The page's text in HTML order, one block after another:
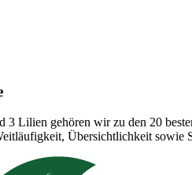
3 Lilien gehören wir zu den 20
Übersichtlichkeit sowie